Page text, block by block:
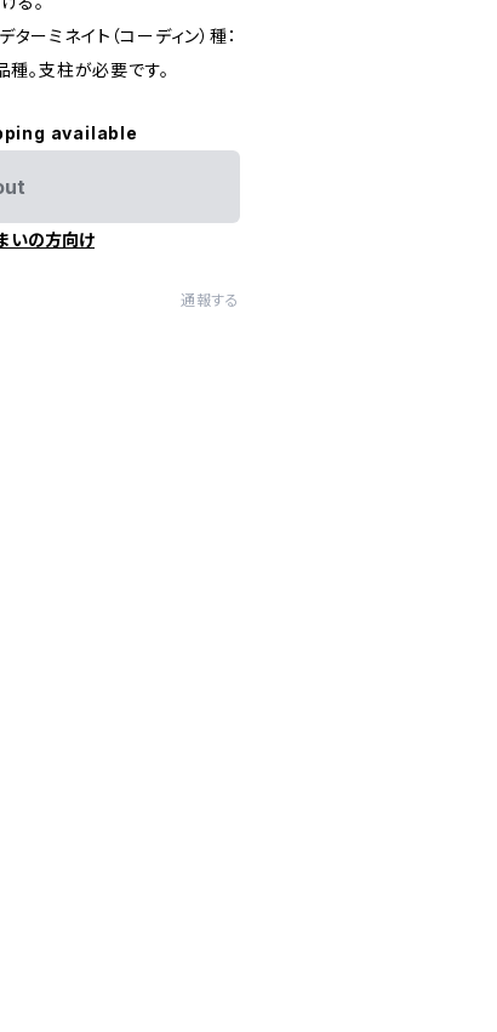
ミネイト（コーディン）種：
。支柱が必要です。
available
いの方向け
通報する